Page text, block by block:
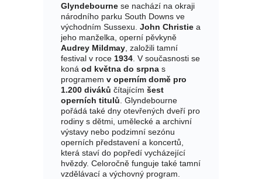
Glyndebourne se nachází na okraji
národního parku South Downs ve
východním Sussexu. John Christie a
jeho manželka, operní pěvkyně
Audrey Mildmay , založili tamní
festival v roce 1934 . V současnosti se
koná od května do srpna s
programem v operním domě pro
1.200 diváků čítajícím šest
operních titulů . Glyndebourne
pořádá také dny otevřených dveří pro
rodiny s dětmi, umělecké a archivní
výstavy nebo podzimní sezónu
operních představení a koncertů,
která staví do popředí vycházející
hvězdy. Celoročně funguje také tamní
vzdělávací a výchovný program.